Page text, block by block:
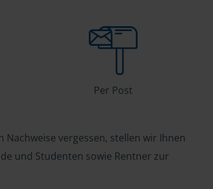
Per Post
vergessen, stellen wir Ihnen
und Studenten sowie Rentner zur